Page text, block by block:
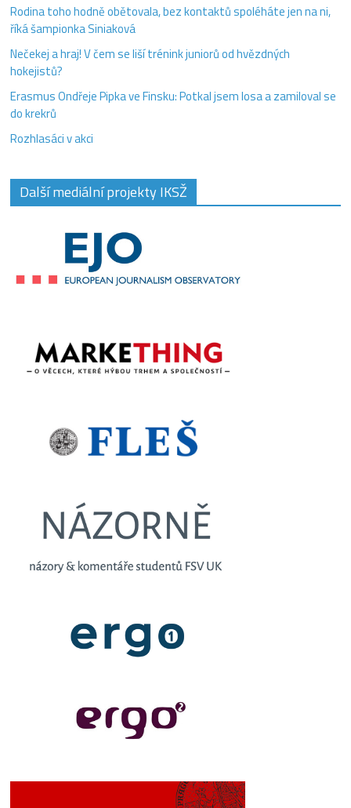
Rodina toho hodně obětovala, bez kontaktů spoléháte jen na ni,
říká šampionka Siniaková
Nečekej a hraj! V čem se liší trénink juniorů od hvězdných
hokejistů?
Erasmus Ondřeje Pipka ve Finsku: Potkal jsem losa a zamiloval se
do krekrů
Rozhlasáci v akci
Další mediální projekty IKSŽ